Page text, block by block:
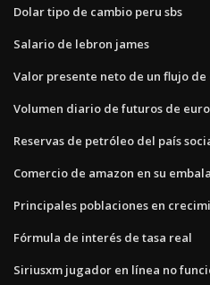
Dolar tipo de cambio peru sbs
Salario de lebron james
Valor presente neto de un flujo
Volumen diario de futuros de
Reservas de petróleo del país
Comercio de amazon en su
Principales poblaciones en
Fórmula de interés de tasa real
Siriusxm jugador en línea no